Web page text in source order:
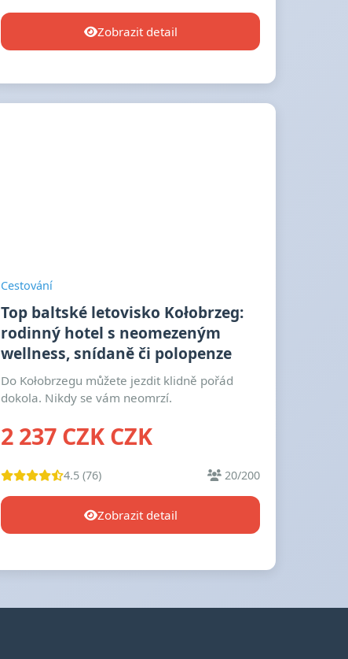
Zobrazit detail
Cestování
Top baltské letovisko Kołobrzeg:
rodinný hotel s neomezeným
wellness, snídaně či polopenze
Do Kołobrzegu můžete jezdit klidně pořád
dokola. Nikdy se vám neomrzí.
2 237 CZK CZK
4.5 (76) 20/200
Zobrazit detail